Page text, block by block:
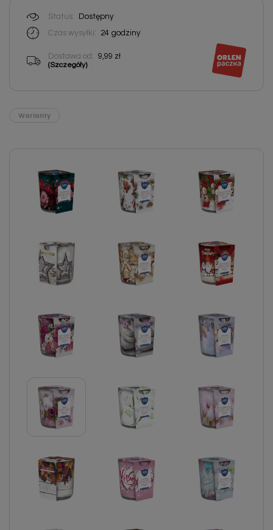
Status:
Dostępny
Czas wysyłki:
24 godziny
Dostawa od: 9,99 zł
(Szczegóły)
Warianty